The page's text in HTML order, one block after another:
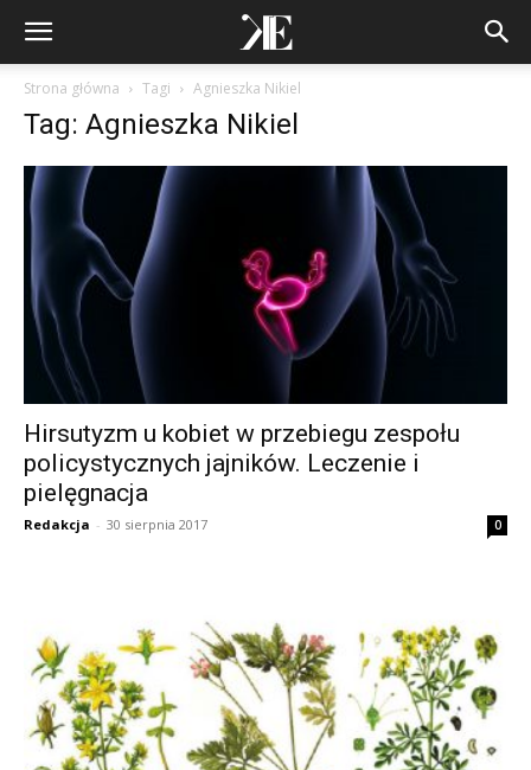
Strona główna Tagi Agnieszka Nikiel
Tag: Agnieszka Nikiel
Hirsutyzm u kobiet w przebiegu zespołu
policystycznych jajników. Leczenie i
pielęgnacja
Redakcja - 30 sierpnia 2017 0